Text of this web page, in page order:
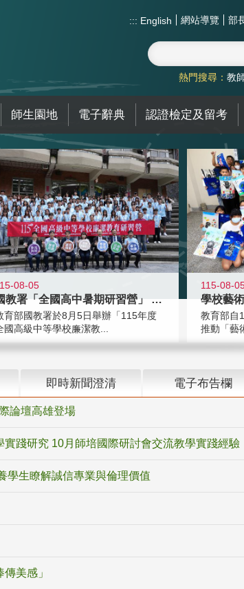
::: English 網站導覽 部
熱門搜尋： 教
師生園地 電子辭典 認證檢定及留考
08-05
國教署「全國高中暑期研習營」 以多
育部國教署於8月5日舉辦「115年度
國高級中等學校廉潔教...
115-08-
教育部自
推動「藝
即時新聞澄清 電子布告欄
論壇高雄登場
踐研究 10月師培國際研討會交流教學實踐經驗
學生瞭解誠信專業與倫理價值
美感」